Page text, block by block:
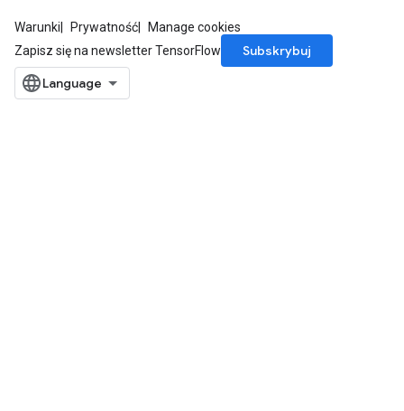
Warunki Prywatność
Manage cookies
Zapisz się na newsletter TensorFlow
Subskrybuj